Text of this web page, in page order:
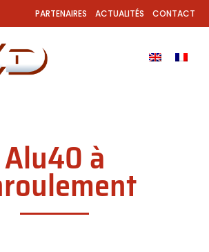
PARTENAIRES ACTUALITÉS CONTACT
Alu40 à